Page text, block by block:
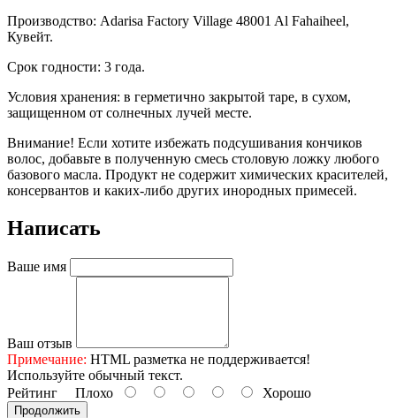
Производство: Adarisa Factory Village 48001 Al Fahaiheel,
Кувейт.
Срок годности: 3 года.
Условия хранения: в герметично закрытой таре, в сухом,
защищенном от солнечных лучей месте.
Внимание! Если хотите избежать подсушивания кончиков
волос, добавьте в полученную смесь столовую ложку любого
базового масла. Продукт не содержит химических красителей,
консервантов и каких-либо других инородных примесей.
Написать
Ваше имя
Ваш отзыв
Примечание: HTML разметка не поддерживается!
Используйте обычный текст.
Рейтинг Плохо Хорошо
Продолжить